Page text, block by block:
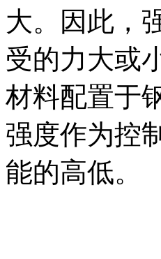
大。因此，
受的力大或
材料配置于
强度作为控
能的高低。